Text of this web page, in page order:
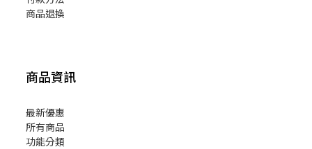
商品退換
商品資訊
最新優惠
所有商品
功能分類